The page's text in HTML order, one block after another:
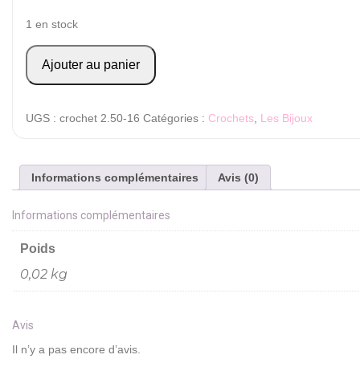
1 en stock
Ajouter au panier
UGS : crochet 2.50-16 Catégories : Crochets Les Bijoux
Informations complémentaires Avis (0)
Informations complémentaires
Poids
0,02 kg
Avis
Il n’y a pas encore d’avis.